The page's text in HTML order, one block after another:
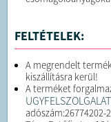
FELTÉTELEK:
A megrendelt
kiszállításra kerül!
A terméket
adószám:26774202-